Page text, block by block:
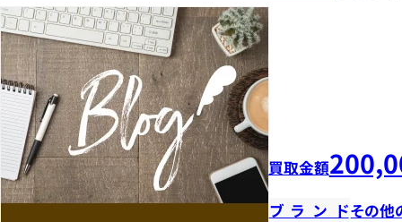
買取金額
ブランドその他